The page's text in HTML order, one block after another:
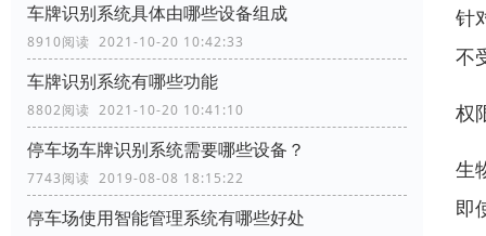
车牌识别系统具体由哪些设备组成
8910阅读 2021-10-20 10:42:33
车牌识别系统有哪些功能
8802阅读 2021-10-20 10:41:10
停车场车牌识别系统需要哪些设备？
7743阅读 2019-08-08 18:15:22
停车场使用智能管理系统有哪些好处
针
不
权
生
即